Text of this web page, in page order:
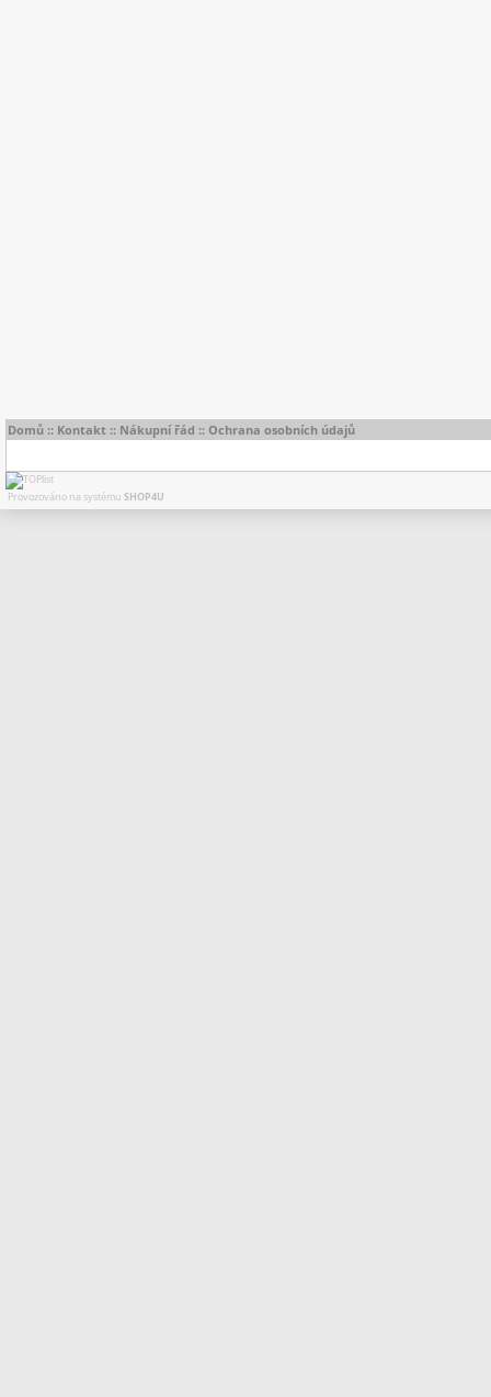
Domů :: Kontakt :: Nákupní řád :: Ochrana osobních údajů
Provozováno na systému SHOP4U